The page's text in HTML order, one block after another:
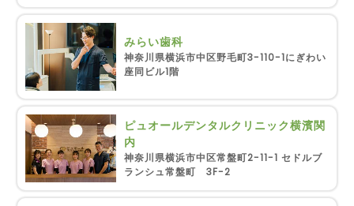
みらい歯科
神奈川県横浜市中区野毛町3-110-1にぎわい
座同ビル1階
ピュオールデンタルクリニック横濱関
内
神奈川県横浜市中区常盤町2-11-1 セドルブ
ランシュ常盤町 3F-2